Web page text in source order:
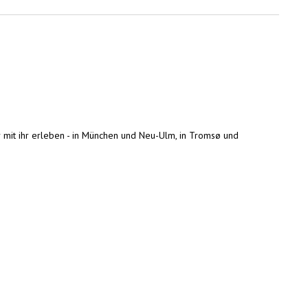
ihr erleben - in München und Neu-Ulm, in Tromsø und